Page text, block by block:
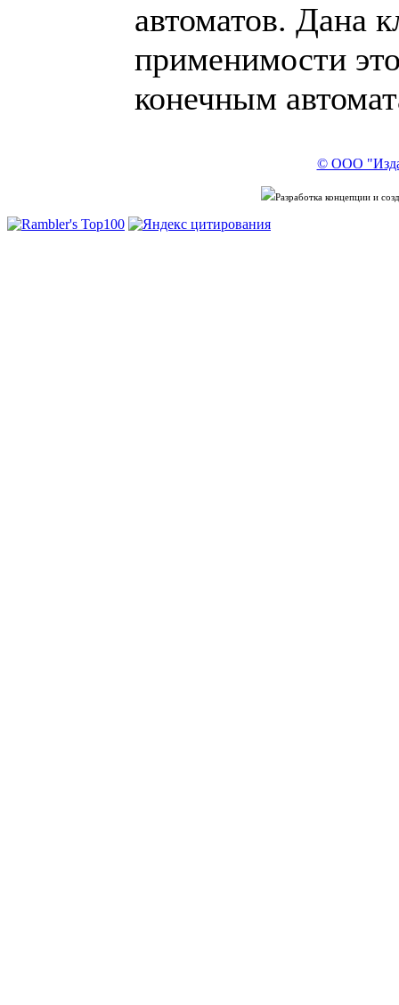
автоматов. Дана
применимости
конечным
© ООО
Разработка концепции и